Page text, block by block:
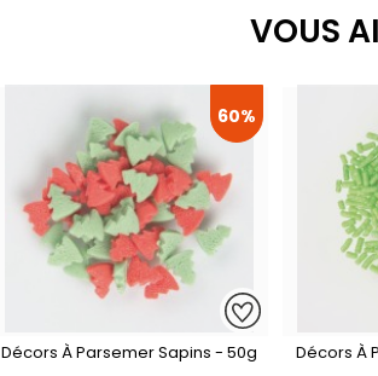
VOUS
60%
Décors À Parsemer Sapins - 50g
Décors À